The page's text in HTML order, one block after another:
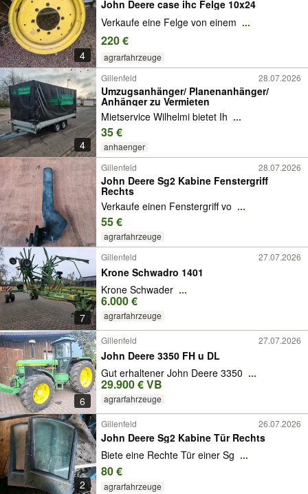
4
John Deere case ihc Felge 10x24
Verkaufe eine Felge von einem ...
220 €
agrarfahrzeuge
4
Gillenfeld 28.07.2026
Umzugsanhänger/ Planenanhänger/
Anhänger zu Vermieten
Mietservice Wilhelmi bietet Ih ...
35 €
anhaenger
Gillenfeld
28.07.2026
John Deere Sg2 Kabine Fenstergriff
Rechts
Verkaufe einen Fenstergriff vo ...
55 €
agrarfahrzeuge
7
Gillenfeld 27.07.2026
Krone Schwadro 1401
Krone Schwader ...
6.000 €
agrarfahrzeuge
6
Gillenfeld 27.07.2026
John Deere 3350 FH u DL
Gut erhaltener John Deere 3350 ...
29.900 € VB
agrarfahrzeuge
2
Gillenfeld 26.07.2026
John Deere Sg2 Kabine Tür Rechts
Biete eine Rechte Tür einer Sg ...
80 €
agrarfahrzeuge